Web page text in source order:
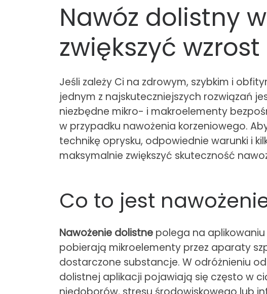
Nawóz dolistny
zwiększyć
Jeśli zależy Ci na zdrowym, szybkim i
jednym z najskuteczniejszych rozwiązań
niezbędne mikro- i makroelementy
w przypadku nawożenia korzeniowego.
technikę oprysku, odpowiednie warunki i
maksymalnie zwiększyć skuteczność
Co to jest
Nawożenie dolistne polega na aplikowaniu
pobierają mikroelementy przez aparaty
dostarczone substancje. W odróżnieniu
dolistnej aplikacji pojawiają się często w